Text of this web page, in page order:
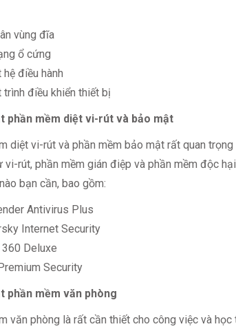
vùng đĩa
ổ cứng
điều hành
trình điều khiển thiết bị
phần mềm diệt vi-rút và bảo mật
diệt vi-rút và phần mềm bảo mật rất quan
vi-rút, phần mềm gián điệp và phần mềm độc
bạn cần, bao gồm:
Antivirus Plus
Internet Security
Deluxe
Security
phần mềm văn phòng
văn phòng là rất cần thiết cho công việc và